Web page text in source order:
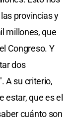
provincias y
millones, que
Congreso. Y
dos
A su criterio,
estar, que es el
cuánto son